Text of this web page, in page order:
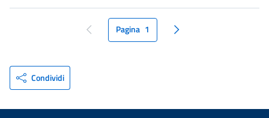
pagina precedente
Pagina 1 pagina seguente
Condividi